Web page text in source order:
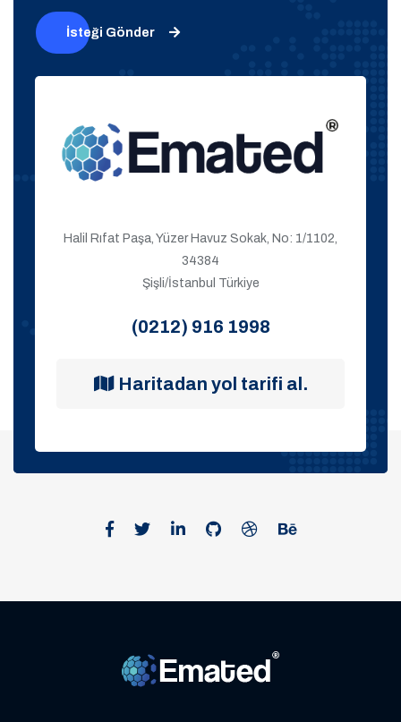
İsteği Gönder
Halil Rıfat Paşa, Yüzer Havuz Sokak, No: 1/1102,
34384
Şişli/İstanbul Türkiye
(0212) 916 1998
Haritadan yol tarifi al.